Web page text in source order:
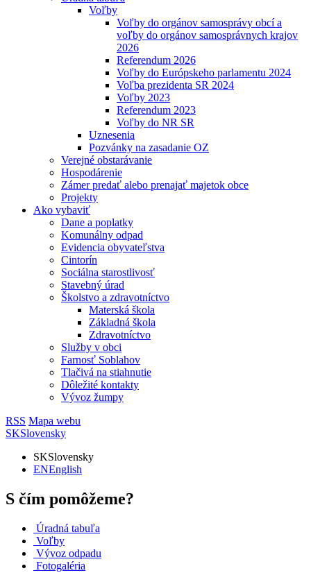
Voľby
Voľby do orgánov samosprávy obcí a
voľby do orgánov samosprávnych krajov
2026
Referendum 2026
Voľby do Európskeho parlamentu 2024
Voľba prezidenta SR 2024
Voľby 2023
Referendum 2023
Voľby do NR SR
Uznesenia
Pozvánky na zasadanie OZ
Verejné obstarávanie
Hospodárenie
Zámer predať alebo prenajať majetok obce
Projekty
Ako vybaviť
Dane a poplatky
Komunálny odpad
Evidencia obyvateľstva
Cintorín
Sociálna starostlivosť
Stavebný úrad
Školstvo a zdravotníctvo
Materská škola
Základná škola
Zdravotníctvo
Služby v obci
Farnosť Soblahov
Tlačivá na stiahnutie
Dôležité kontakty
Vývoz žumpy
RSS Mapa webu
SKSlovensky
SKSlovensky
ENEnglish
S čím pomôžeme?
Úradná tabuľa
Voľby
Vývoz odpadu
Fotogaléria